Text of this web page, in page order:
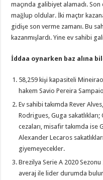
maçında galibiyet alamadı.
mağlup oldular. İki maçtır
gidişe son verme zamanı. Bu
kazanmışlardı. Yine ev sahibi
İddaa oynarken baz alına
58,259 kişi kapasiteli Mineirao
hakem Savio Pereira
Ev sahibi takımda Rever
Rodrigues, Guga
cezaları, misafir takımda ise
Alexander Lecaros
giyemeyecekler.
Brezilya Serie A 2020
averaj ile lider durumda